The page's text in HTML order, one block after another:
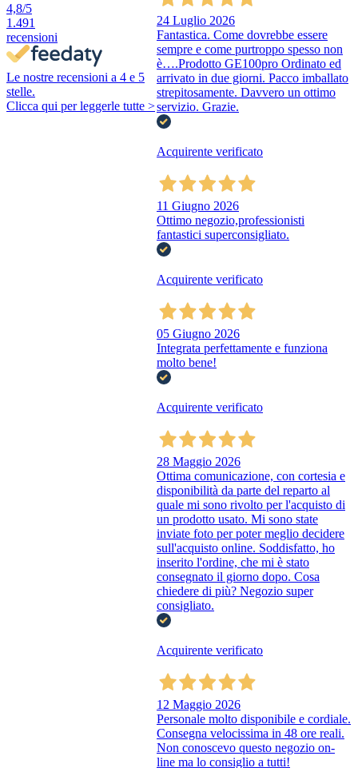
4,8/5
1.491
recensioni
Le nostre recensioni a 4 e 5
stelle.
Clicca qui per leggerle tutte >
24 Luglio 2026
Fantastica. Come dovrebbe essere
sempre e come purtroppo spesso non
è….Prodotto GE100pro Ordinato ed
arrivato in due giorni. Pacco imballato
strepitosamente. Davvero un ottimo
servizio. Grazie.
Acquirente verificato
11 Giugno 2026
Ottimo negozio,professionisti
fantastici superconsigliato.
Acquirente verificato
05 Giugno 2026
Integrata perfettamente e funziona
molto bene!
Acquirente verificato
28 Maggio 2026
Ottima comunicazione, con cortesia e
disponibilità da parte del reparto al
quale mi sono rivolto per l'acquisto di
un prodotto usato. Mi sono state
inviate foto per poter meglio decidere
sull'acquisto online. Soddisfatto, ho
inserito l'ordine, che mi è stato
consegnato il giorno dopo. Cosa
chiedere di più? Negozio super
consigliato.
Acquirente verificato
12 Maggio 2026
Personale molto disponibile e cordiale.
Consegna velocissima in 48 ore reali.
Non conoscevo questo negozio on-
line ma lo consiglio a tutti!